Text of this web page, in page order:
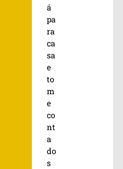
á
pa
ra
ca
sa
e
to
m
e
co
nt
a
do
s